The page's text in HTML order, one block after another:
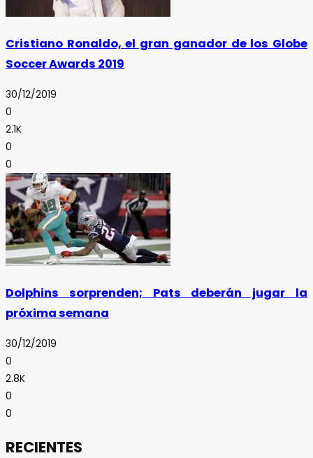
Cristiano Ronaldo, el gran ganador de los Globe
Soccer Awards 2019
30/12/2019
0
2.1K
0
0
Dolphins sorprenden; Pats deberán jugar la
próxima semana
30/12/2019
0
2.8K
0
0
RECIENTES